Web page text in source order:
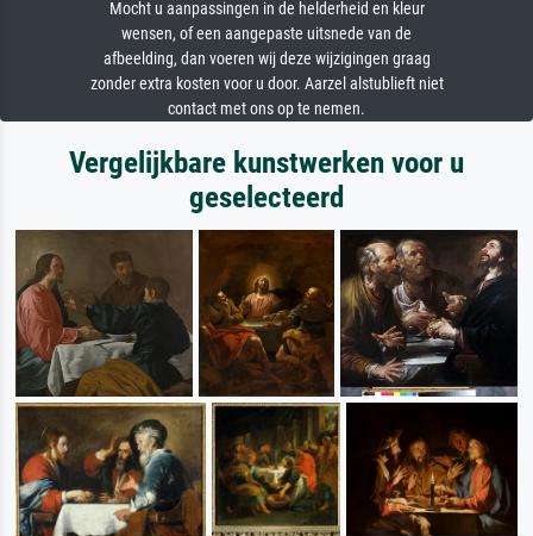
Mocht u aanpassingen in de helderheid en kleur
wensen, of een aangepaste uitsnede van de
afbeelding, dan voeren wij deze wijzigingen graag
zonder extra kosten voor u door. Aarzel alstublieft niet
contact met ons op te nemen.
Vergelijkbare kunstwerken voor u
geselecteerd